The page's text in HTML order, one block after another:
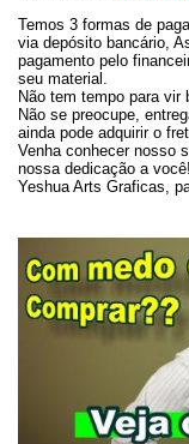
Temos 3 formas de
via depósito bancário,
pagamento pelo
seu material.
Não tem tempo para
Não se preocupe,
ainda pode adquirir o
Venha conhecer nosso
nossa dedicação a você!
Yeshua Arts Graficas,